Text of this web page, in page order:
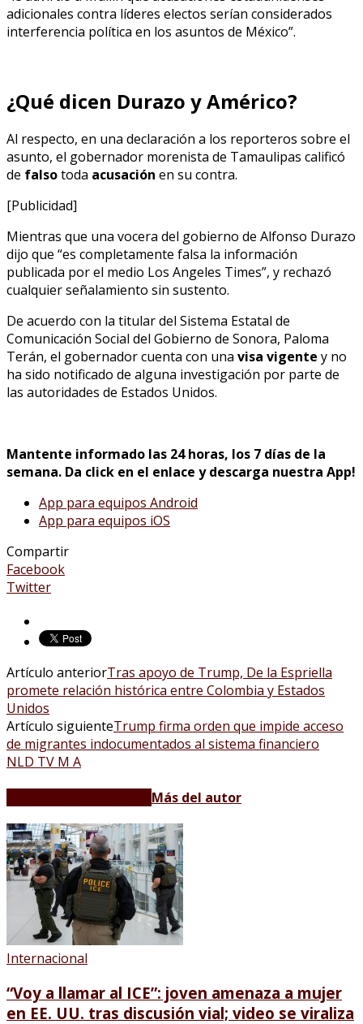
adicionales contra líderes electos serían considerados
interferencia política en los asuntos de México”.
¿Qué dicen Durazo y Américo?
Al respecto, en una declaración a los reporteros sobre el
asunto, el gobernador morenista de Tamaulipas calificó
de falsotoda acusación en su contra.
[Publicidad]
Mientras que una vocera del gobierno de Alfonso Durazo
dijo que “es completamente falsa la información
publicada por el medio Los Angeles Times”, y rechazó
cualquier señalamiento sin sustento.
De acuerdo con la titular del Sistema Estatal de
Comunicación Social del Gobierno de Sonora, Paloma
Terán, el gobernador cuenta con una visa vigente y no
ha sido notificado de alguna investigación por parte de
las autoridades de Estados Unidos.
Mantente informado las 24 horas, los 7 días de la
semana. Da click en el enlace y descarga nuestra App!
App para equipos Android
App para equipos iOS
Compartir
Facebook
Twitter
Artículo anteriorTras apoyo de Trump, De la Espriella
promete relación histórica entre Colombia y Estados
Unidos
Artículo siguienteTrump firma orden que impide acceso
de migrantes indocumentados al sistema financiero
NLD TV M A
Más del autor
Internacional
“Voy a llamar al ICE”: joven amenaza a mujer
en EE. UU. tras discusión vial; video se viraliza